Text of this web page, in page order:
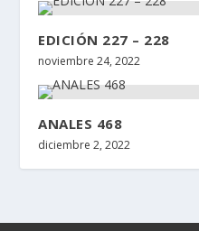
EDICIÓN 227 – 228
noviembre 24, 2022
ANALES 468
diciembre 2, 2022